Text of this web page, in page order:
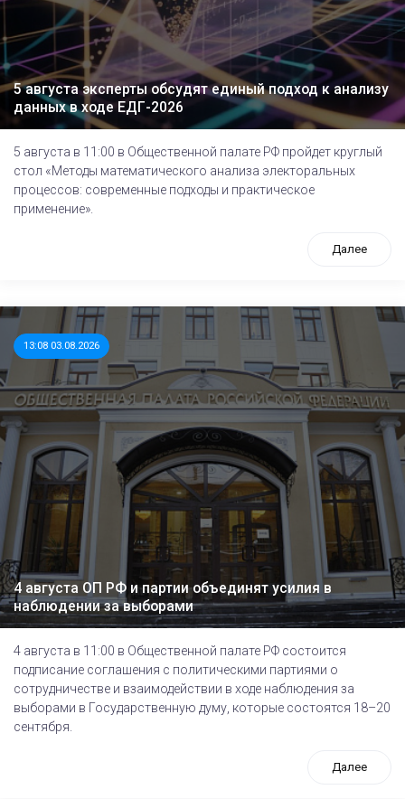
5 августа эксперты обсудят единый подход к анализу
данных в ходе ЕДГ-2026
5 августа в 11:00 в Общественной палате РФ пройдет круглый
стол «Методы математического анализа электоральных
процессов: современные подходы и практическое
применение».
Далее
13:08 03.08.2026
4 августа ОП РФ и партии объединят усилия в
наблюдении за выборами
4 августа в 11:00 в Общественной палате РФ состоится
подписание соглашения с политическими партиями о
сотрудничестве и взаимодействии в ходе наблюдения за
выборами в Государственную думу, которые состоятся 18–20
сентября.
Далее